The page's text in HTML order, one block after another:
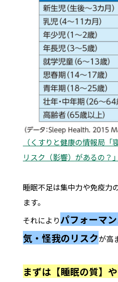
（くすりと健康の情報局
リスク（影響）があるの？
睡眠不足は集中力や免疫力
ます。
それによりパフォーマ
気・怪我のリスクが高
まずは【睡眠の質】